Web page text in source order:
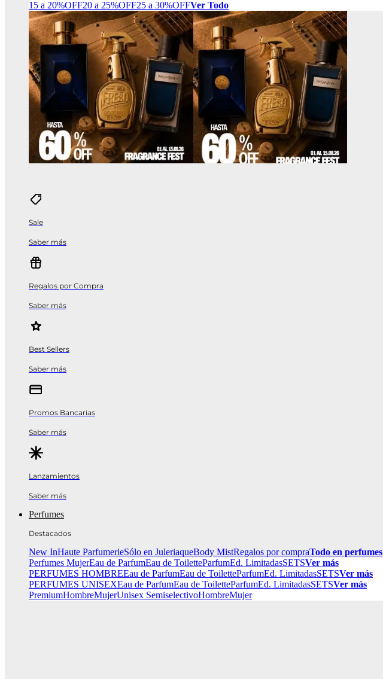
15 a 20%OFF20 a 25%OFF25 a 30%OFFVer Todo
Sale
Saber más
Regalos por Compra
Saber más
Best Sellers
Saber más
Promos Bancarias
Saber más
Lanzamientos
Saber más
Perfumes
Destacados
New InHaute ParfumerieSólo en JuleriaqueBody MistRegalos por compraTodo en perfumes
Perfumes MujerEau de ParfumEau de ToiletteParfumEd. LimitadasSETSVer más
PERFUMES HOMBREEau de ParfumEau de ToiletteParfumEd. LimitadasSETSVer más
PERFUMES UNISEXEau de ParfumEau de ToiletteParfumEd. LimitadasSETSVer más
PremiumHombreMujerUnisex SemiselectivoHombreMujer